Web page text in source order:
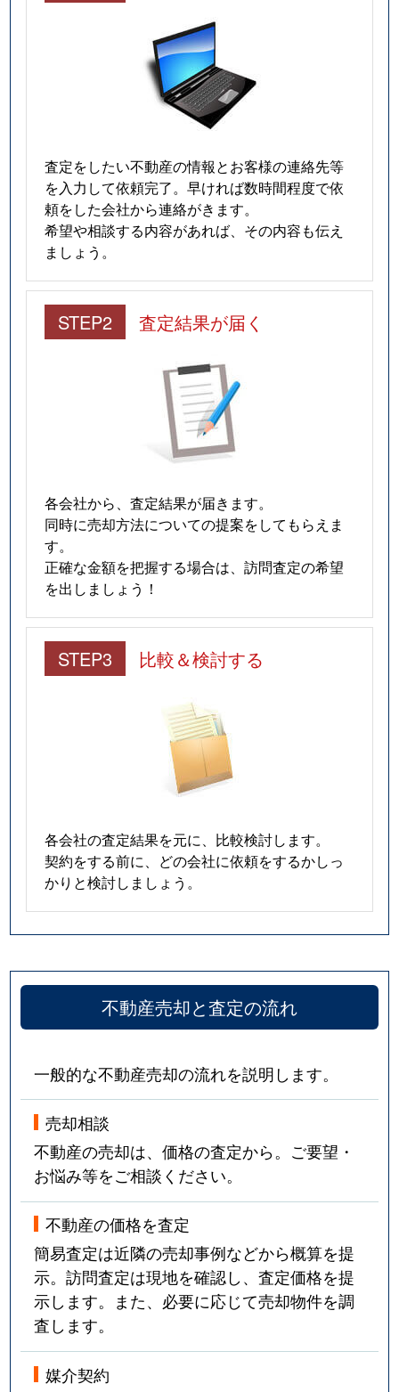
査定をしたい不動産の情報とお客様の連絡先等
を入力して依頼完了。早ければ数時間程度で依
頼をした会社から連絡がきます。
希望や相談する内容があれば、その内容も伝え
ましょう。
STEP2 査定結果が届く
各会社から、査定結果が届きます。
同時に売却方法についての提案をしてもらえま
す。
正確な金額を把握する場合は、訪問査定の希望
を出しましょう！
STEP3 比較＆検討する
各会社の査定結果を元に、比較検討します。
契約をする前に、どの会社に依頼をするかしっ
かりと検討しましょう。
不動産売却と査定の流れ
一般的な不動産売却の流れを説明します。
売却相談
不動産の売却は、価格の査定から。ご要望・
お悩み等をご相談ください。
不動産の価格を査定
簡易査定は近隣の売却事例などから概算を提
示。訪問査定は現地を確認し、査定価格を提
示します。また、必要に応じて売却物件を調
査します。
媒介契約